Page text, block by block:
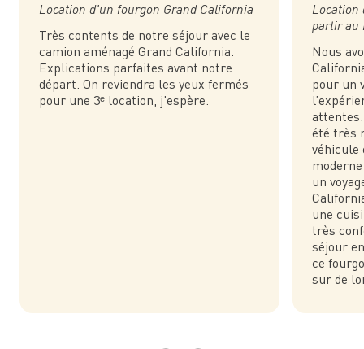
Location d'un fourgon Grand California
Très contents de notre séjour avec le
camion aménagé Grand California.
Explications parfaites avant notre
départ. On reviendra les yeux fermés
pour une 3ᵉ location, j'espère.
Location
partir au
Nous
pour un
attentes.
été très
véhicule
un
une
très
séjour
ce
sur de